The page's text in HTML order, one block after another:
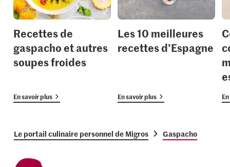
Recettes de
gaspacho et autres
soupes froides
En savoir plus
Les 10 meilleures
recettes d’Espagne
En savoir plus
Le portail culinaire personnel de Migros Gaspacho